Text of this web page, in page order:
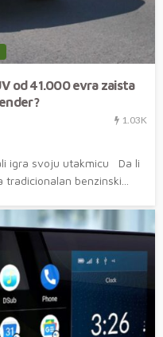
od 41.000 evra zaista
1.03K
igra svoju utakmicu Da li
benzinski...